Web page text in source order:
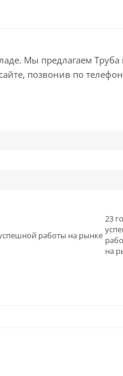
Мы предлагаем
позвонив по
23
на